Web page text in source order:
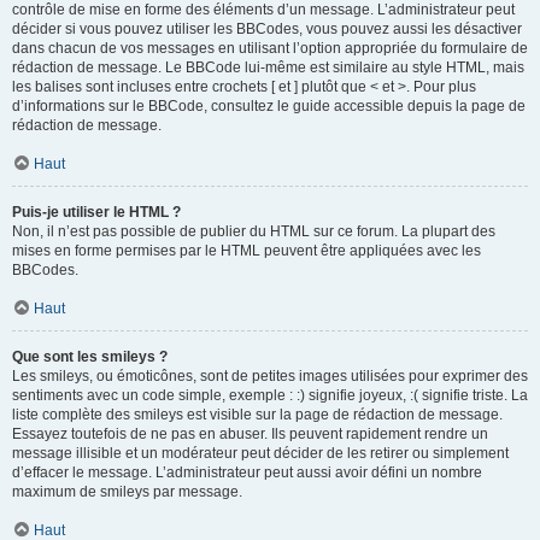
contrôle de mise en forme des éléments d’un message. L’administrateur peut
décider si vous pouvez utiliser les BBCodes, vous pouvez aussi les désactiver
dans chacun de vos messages en utilisant l’option appropriée du formulaire de
rédaction de message. Le BBCode lui-même est similaire au style HTML, mais
les balises sont incluses entre crochets [ et ] plutôt que < et >. Pour plus
d’informations sur le BBCode, consultez le guide accessible depuis la page de
rédaction de message.
Haut
Puis-je utiliser le HTML ?
Non, il n’est pas possible de publier du HTML sur ce forum. La plupart des
mises en forme permises par le HTML peuvent être appliquées avec les
BBCodes.
Haut
Que sont les smileys ?
Les smileys, ou émoticônes, sont de petites images utilisées pour exprimer des
sentiments avec un code simple, exemple : :) signifie joyeux, :( signifie triste. La
liste complète des smileys est visible sur la page de rédaction de message.
Essayez toutefois de ne pas en abuser. Ils peuvent rapidement rendre un
message illisible et un modérateur peut décider de les retirer ou simplement
d’effacer le message. L’administrateur peut aussi avoir défini un nombre
maximum de smileys par message.
Haut